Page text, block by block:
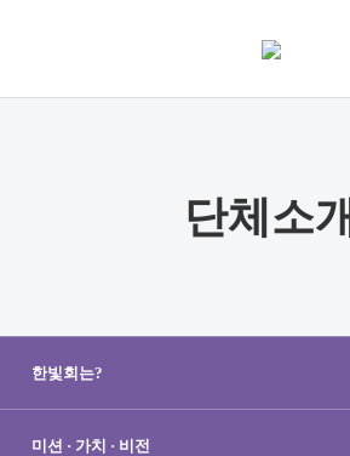
단체소개
한빛회는?
미션 · 가치 · 비전